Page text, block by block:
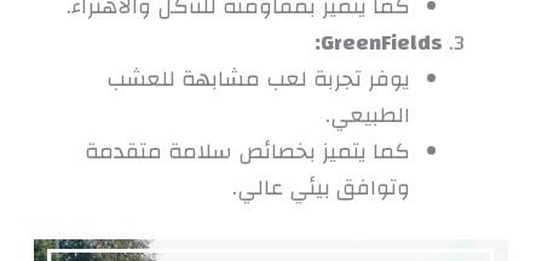
GreenFields:
يوفر تجربة لعب مشابهة للعشب
الطبيعي.
كما يتميز بخصائص سلامة متقدمة
وتوافق بيئي عالي.